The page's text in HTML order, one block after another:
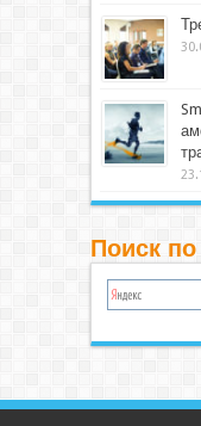
Поиск по